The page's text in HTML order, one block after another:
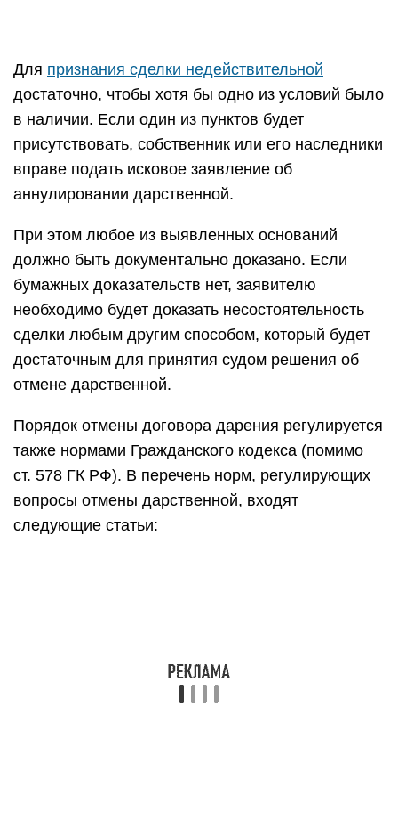
Для признания сделки недействительной
достаточно, чтобы хотя бы одно из условий было
в наличии. Если один из пунктов будет
присутствовать, собственник или его наследники
вправе подать исковое заявление об
аннулировании дарственной.
При этом любое из выявленных оснований
должно быть документально доказано. Если
бумажных доказательств нет, заявителю
необходимо будет доказать несостоятельность
сделки любым другим способом, который будет
достаточным для принятия судом решения об
отмене дарственной.
Порядок отмены договора дарения регулируется
также нормами Гражданского кодекса (помимо
ст. 578 ГК РФ). В перечень норм, регулирующих
вопросы отмены дарственной, входят
следующие статьи: